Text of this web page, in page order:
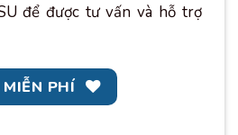
để được tư vấn và hỗ trợ
PHÍ